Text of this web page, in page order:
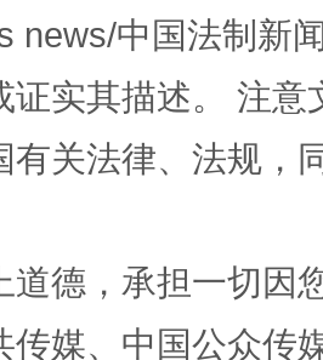
一次搞定
news/中国法制新
证实其描述。 注
有关法律、法规，
道德，承担一切因
传媒、中国公众传